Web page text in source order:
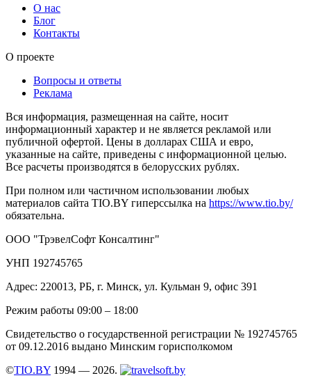
О нас
Блог
Контакты
О проекте
Вопросы и ответы
Реклама
Вся информация, размещенная на сайте, носит
информационный характер и не является рекламой или
публичной офертой. Цены в долларах США и евро,
указанные на сайте, приведены с информационной целью.
Все расчеты производятся в белорусских рублях.
При полном или частичном использовании любых
материалов сайта TIO.BY гиперссылка на https://www.tio.by/
обязательна.
ООО "ТрэвелСофт Консалтинг"
УНП 192745765
Адрес: 220013, РБ, г. Минск, ул. Кульман 9, офис 391
Режим работы 09:00 – 18:00
Свидетельство о государственной регистрации № 192745765
от 09.12.2016 выдано Минским горисполкомом
©TIO.BY 1994 — 2026.